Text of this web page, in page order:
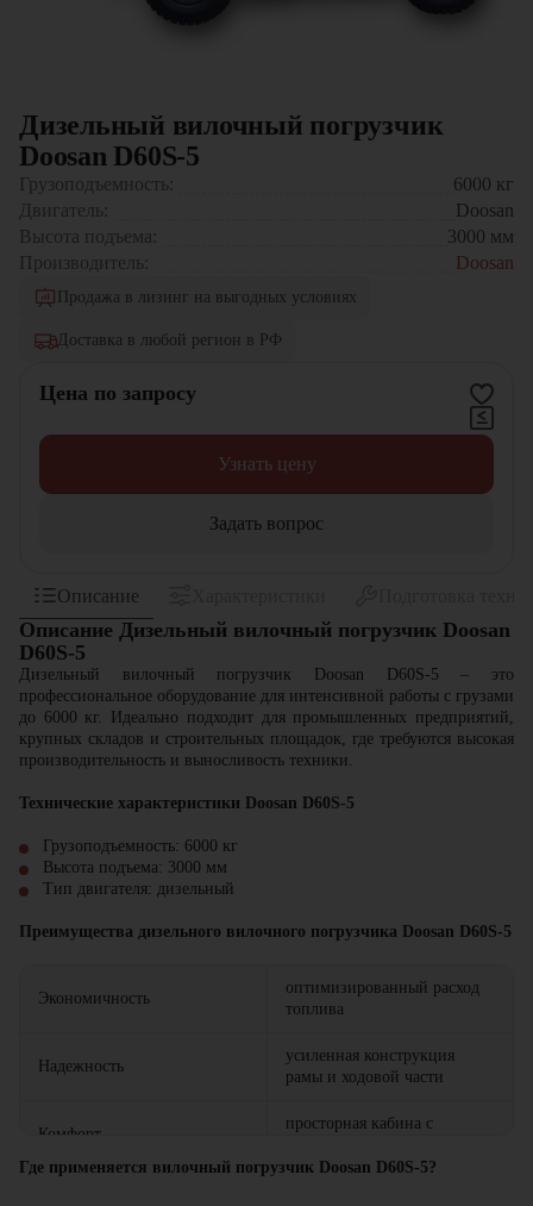
Дизельный вилочный погрузчик
Doosan D60S-5
Грузоподъемность: 6000 кг
Двигатель:
Doosan
Высота подъема:
3000 мм
Производитель:
Doosan
Продажа в лизинг на выгодных условиях
Доставка в любой регион в РФ
Цена по запросу
Узнать цену
Задать вопрос
Описание
Описание Дизельный вилочный погрузчик Doosan
D60S-5
Дизельный вилочный погрузчик Doosan D60S-5 – это
профессиональное оборудование для интенсивной работы с грузами
до 6000 кг. Идеально подходит для промышленных предприятий,
крупных складов и строительных площадок, где требуются высокая
производительность и выносливость техники.
Технические характеристики Doosan D60S-5
Грузоподъемность: 6000 кг
Высота подъема: 3000 мм
Тип двигателя: дизельный
Преимущества дизельного вилочного погрузчика Doosan D60S-5
Экономичность
оптимизированный расход
топлива
Надежность
усиленная конструкция
рамы и ходовой части
Комфорт
просторная кабина с
Где применяется вилочный погрузчик Doosan D60S-5?